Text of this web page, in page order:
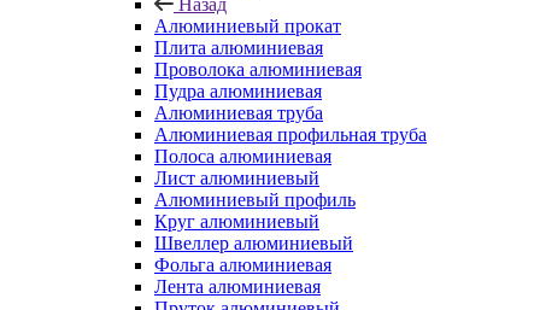
Назад
Алюминиевый прокат
Плита алюминиевая
Проволока алюминиевая
Пудра алюминиевая
Алюминиевая труба
Алюминиевая профильная труба
Полоса алюминиевая
Лист алюминиевый
Алюминиевый профиль
Круг алюминиевый
Швеллер алюминиевый
Фольга алюминиевая
Лента алюминиевая